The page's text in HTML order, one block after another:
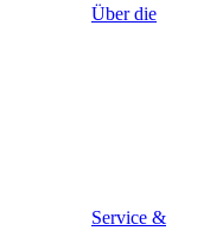
Über die
Service &